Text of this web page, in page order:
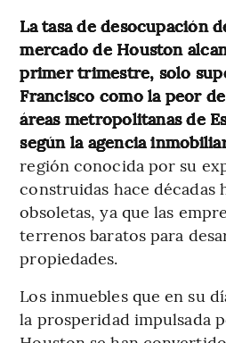
La tasa de desocupación
mercado de Houston
primer trimestre, solo
Francisco como la peor
áreas metropolitanas de
según la agencia
región conocida por su
construidas hace décadas
obsoletas, ya que las
terrenos baratos para
propiedades.
Los inmuebles que en su
la prosperidad impulsada